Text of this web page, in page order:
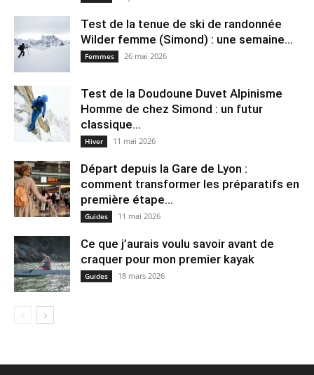
Test de la tenue de ski de randonnée
Wilder femme (Simond) : une semaine...
Femmes 26 mai 2026
Test de la Doudoune Duvet Alpinisme
Homme de chez Simond : un futur
classique...
Hiver 11 mai 2026
Départ depuis la Gare de Lyon :
comment transformer les préparatifs en
pre⁠mière étape...
Guides 11 mai 2026
Ce que j’aurais voulu savoir avant de
craquer pour mon premier kayak
Guides 18 mars 2026